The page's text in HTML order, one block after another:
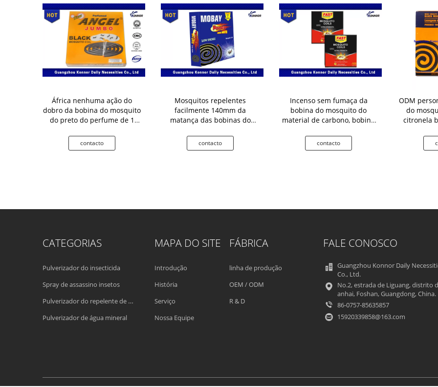
África nenhuma ação do
dobro da bobina do mosquito
do preto do perfume de 1
contacto
Mosquitos repelentes
facilmente 140mm da
matança das bobinas do
pragas, 130mm, 120mm
contacto
Incenso sem fumaça da
bobina do mosquito do
material de carbono, bobina
contacto
ODM
do
citronela
CATEGORIAS
Pulverizador do insecticida
Spray de assassino insetos
Pulverizador do repelente de insetos do mosquito
Pulverizador de água mineral
MAPA DO SITE
Introdução
História
Serviço
Nossa Equipe
FÁBRICA
linha de produção
OEM / ODM
R & D
FALE CONOSCO
Guangzhou Konnor Daily
Co., Ltd.
No.2, estrada de Liguang, distrito
anhai, Foshan, Guangdong, China.
86-0757-85635857
15920339858@163.com